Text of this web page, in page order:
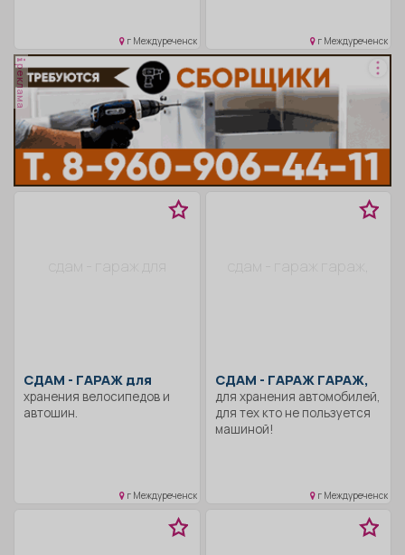
г Междуреченск г Междуреченск
реклама
сдам - гараж для
СДАМ - ГАРАЖ для
хранения велосипедов и
автошин.
г Междуреченск
сдам - гараж гараж,
СДАМ - ГАРАЖ ГАРАЖ,
для хранения автомобилей,
для тех кто не пользуется
машиной!
г Междуреченск